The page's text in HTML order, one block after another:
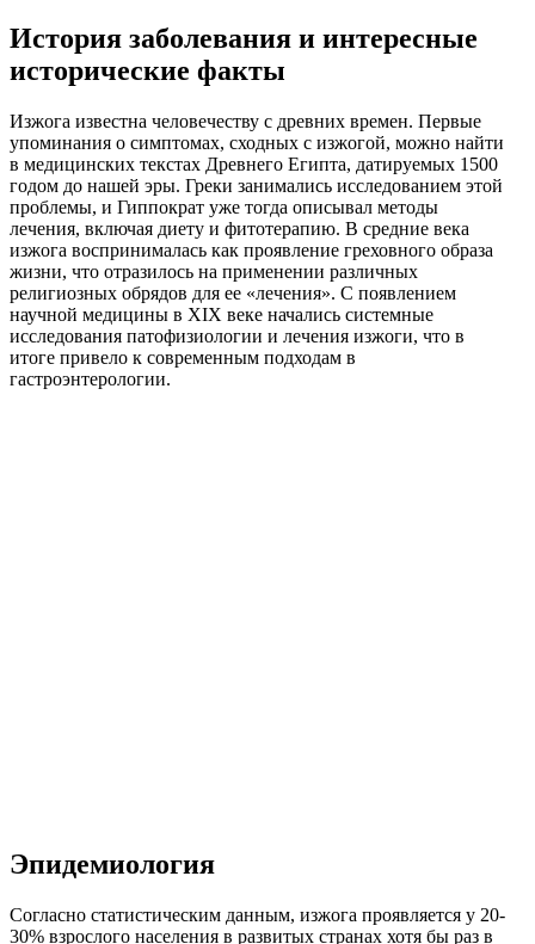
История заболевания и интересные
исторические факты
Изжога известна человечеству с древних времен. Первые
упоминания о симптомах, сходных с изжогой, можно найти
в медицинских текстах Древнего Египта, датируемых 1500
годом до нашей эры. Греки занимались исследованием этой
проблемы, и Гиппократ уже тогда описывал методы
лечения, включая диету и фитотерапию. В средние века
изжога воспринималась как проявление греховного образа
жизни, что отразилось на применении различных
религиозных обрядов для ее «лечения». С появлением
научной медицины в XIX веке начались системные
исследования патофизиологии и лечения изжоги, что в
итоге привело к современным подходам в
гастроэнтерологии.
Эпидемиология
Согласно статистическим данным, изжога проявляется у 20-
30% взрослого населения в развитых странах хотя бы раз в